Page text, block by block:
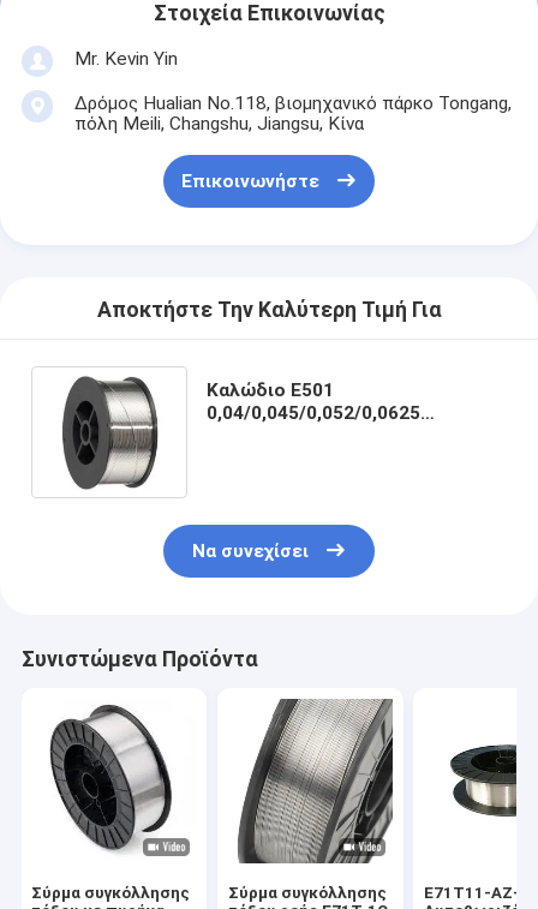
Στοιχεία Επικοινωνίας
Mr. Kevin Yin
Δρόμος Hualian No.118, βιομηχανικό πάρκο Tongang,
πόλη Meili, Changshu, Jiangsu, Κίνα
Επικοινωνήστε
Αποκτήστε Την Καλύτερη Τιμή Για
Καλώδιο E501
0,04/0,045/0,052/0,0625
Να συνεχίσει
Συνιστώμενα Προϊόντα
Σύρμα συγκόλλησης
Σύρμα συγκόλλησης
E71T11-AZ-